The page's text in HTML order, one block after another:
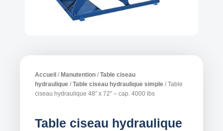
Accueil / Manutention /Table ciseau
hydraulique /Table ciseau hydraulique simple / Table
ciseau hydraulique 48″ x 72″ – cap. 4000 lbs
Table ciseau hydraulique